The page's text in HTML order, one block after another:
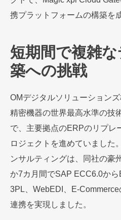
携プラットフォームの構築を
短期間で複雑
築への挑戦
OMデジタルソリューション
精密機器の世界最高水準の技
で、主要拠点のERPのリプレ
ロジェクトを進めていました
ンサルティングは、同社の豪
か7カ月間でSAP ECC6.0から
3PL、WebEDI、E-
連携を実現しました。